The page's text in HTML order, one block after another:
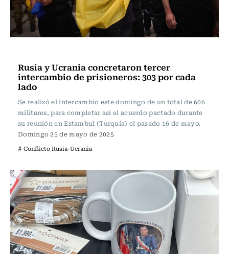
Rusia y Ucrania concretaron tercer
intercambio de prisioneros: 303 por cada
lado
Se realizó el intercambio este domingo de un total de 606
militares, para completar así el acuerdo pactado durante
su reunión en Estambul (Turquía) el pasado 16 de mayo.
Domingo 25 de mayo de 2025
# Conflicto Rusia-Ucrania